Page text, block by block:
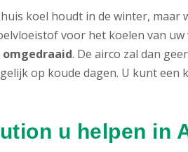
koel houdt in de winter, maar
voor het koelen van uw
. De airco zal dan
op koude dagen. U kunt
u helpen in